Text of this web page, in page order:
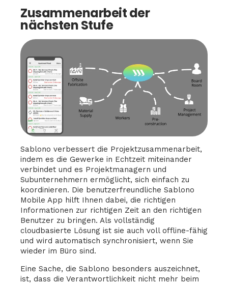
Zusammenarbeit der
nächsten Stufe
Sablono verbessert die Projektzusammenarbeit,
indem es die Gewerke in Echtzeit miteinander
verbindet und es Projektmanagern und
Subunternehmern ermöglicht, sich einfach zu
koordinieren. Die benutzerfreundliche Sablono
Mobile App hilft Ihnen dabei, die richtigen
Informationen zur richtigen Zeit an den richtigen
Benutzer zu bringen. Als vollständig
cloudbasierte Lösung ist sie auch voll offline-fähig
und wird automatisch synchronisiert, wenn Sie
wieder im Büro sind.
Eine Sache, die Sablono besonders auszeichnet,
ist, dass die Verantwortlichkeit nicht mehr beim